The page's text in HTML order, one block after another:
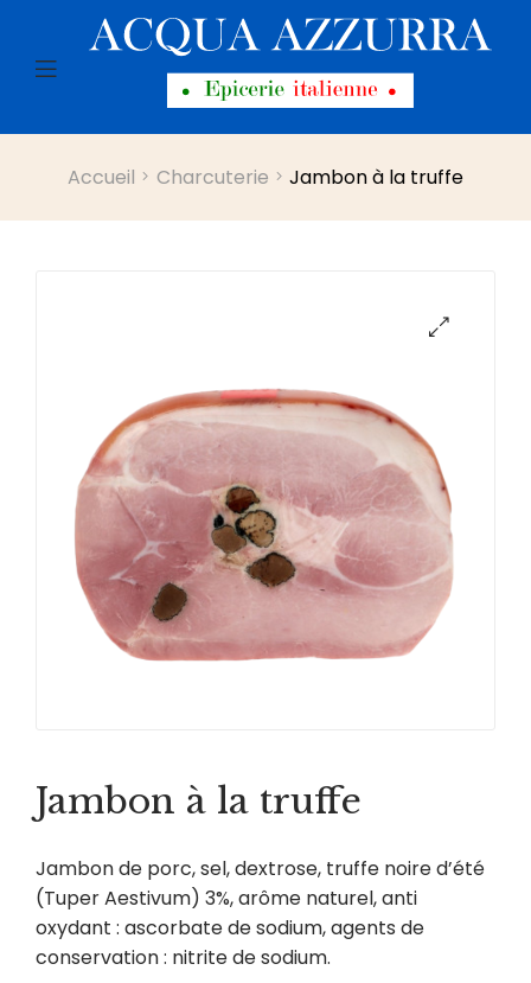
Menu
Accueil Charcuterie Jambon à la truffe
Jambon à la truffe
Jambon de porc, sel, dextrose, truffe noire d’été
(Tuper Aestivum) 3%, arôme naturel, anti
oxydant : ascorbate de sodium, agents de
conservation : nitrite de sodium.